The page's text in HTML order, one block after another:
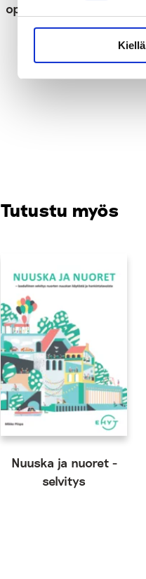
Kiellä
opetusmateriaali 1.–
2.-luokkalaisille
Tutustu myös
Nuuska ja nuoret -
selvitys